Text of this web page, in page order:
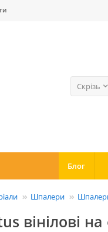
Скрізь
Блог
Шпалери
вінілові на